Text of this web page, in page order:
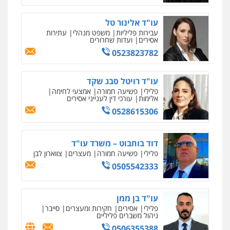
0549732303
סלימאן אבו שעירה – משרד עורכי דין
פלילי בטחוני צבאי
0547780927
עו"ד אסף גונן
פלילי פשע חמור תעבורה צבא
וחקירות
0542255161
גל דהן – משרד עורך דין פלילי
פלילי פשיעה חמורה
וחקירות
0544723840
עו"ד ראוף נג'אר
פלילי עורכי דין לענייני אסירים
סמים רכוש
עו"ד אלינור טל
עבירות פליליות משפט מנהלי עתירות
אסירים ועדות שחרורים
0523823782
עו"ד רויטל סבג שקד
פלילי פשיעה חמורה אמצעי לחימה
אלימות עורכי דין לענייני אסירים
0528615306
דוד בוחבוט – משרד עו"ד
פלילי פשיעה חמורה מעצרים צווארון לבן
0505542333
עו"ד בן ממן
פלילי אסירים חקירות ומעצרים סייבר
ניהול משברים פליליים
אחסון אתרים
מהירות הגנה גיבוי תמיכה שירותים
מקצועיים לעורכי דין
מרכז התחלה חדשה
אסירים עבירות מין שירותים מקצועיים
לעורכי דין
0544500346
מאיה בלום, עו"ס, טיפול ושיקום
טיפול בהתמכרויות שירותים מקצועיים
לעורכי דין
0504062539
עו"ד ד"ר אבי שקד
עבירות כלכליות הלבנת הון חילוטים
עבירות פליליות
0544385337